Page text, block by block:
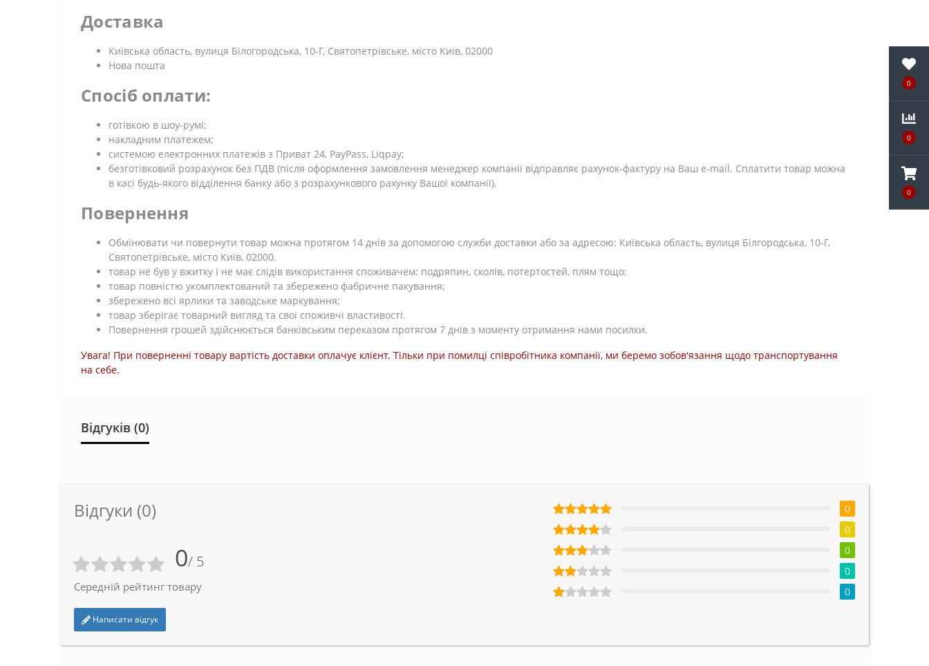
0
0
0
Доставка
Київська область, вулиця Білогородська, 10-Г, Святопетрівське, місто Київ, 02000
Нова пошта
Спосіб оплати:
готівкою в шоу-румі;
накладним платежем;
системою електронних платежів з Приват 24, PayPass, Liqpay;
безготівковий розрахунок без ПДВ (після оформлення замовлення менеджер компанії відправляє рахунок-фактуру на Ваш e-mail. Сплатити товар можна
в касі будь-якого відділення банку або з розрахункового рахунку Вашої компанії).
Повернення
Обмінювати чи повернути товар можна протягом 14 днів за допомогою служби доставки або за адресою: Київська область, вулиця Білгородська, 10-Г,
Святопетрівське, місто Київ, 02000.
товар не був у вжитку і не має слідів використання споживачем: подряпин, сколів, потертостей, плям тощо;
товар повністю укомплектований та збережено фабричне пакування;
збережено всі ярлики та заводське маркування;
товар зберігає товарний вигляд та свої споживчі властивості.
Повернення грошей здійснюється банківським переказом протягом 7 днів з моменту отримання нами посилки.
Увага! При поверненні товару вартість доставки оплачує клієнт. Тільки при помилці співробітника компанії, ми беремо зобов'язання щодо транспортування
на себе.
Відгуків (0)
Відгуки (0)
0/ 5
Середній рейтинг товару
Написати відгук
0
0
0
0
0